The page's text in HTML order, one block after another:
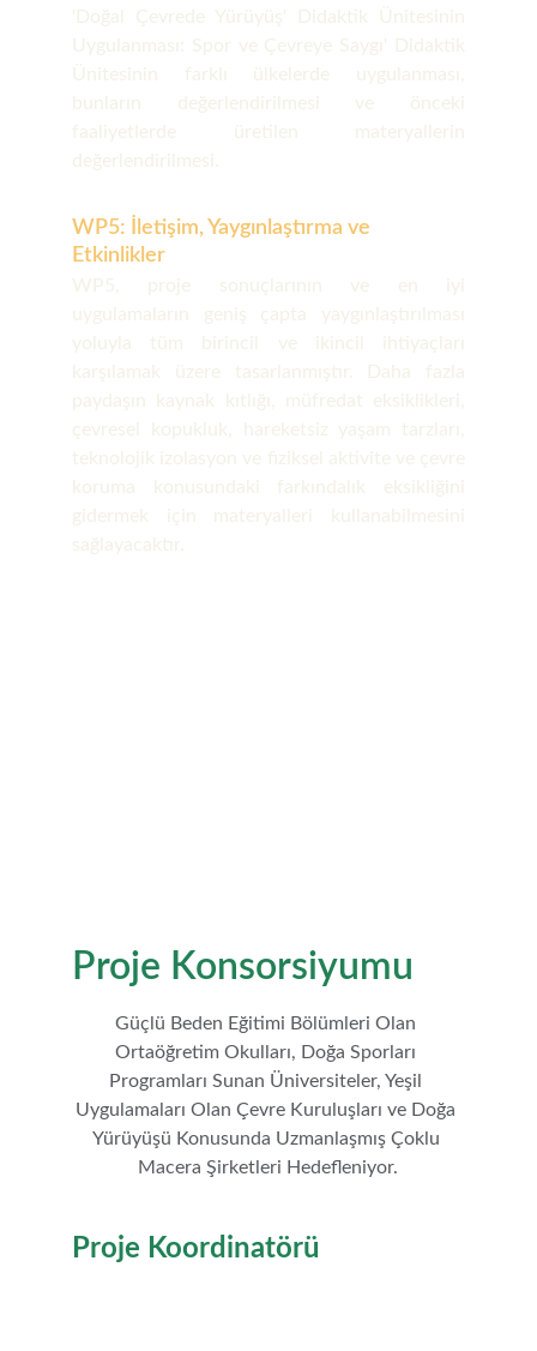
'Doğal Çevrede Yürüyüş' Didaktik Ünitesinin
Uygulanması: Spor ve Çevreye Saygı' Didaktik
Ünitesinin farklı ülkelerde uygulanması,
bunların değerlendirilmesi ve önceki
faaliyetlerde üretilen materyallerin
değerlendirilmesi.
WP5: İletişim, Yaygınlaştırma ve
Etkinlikler
WP5, proje sonuçlarının ve en iyi
uygulamaların geniş çapta yaygınlaştırılması
yoluyla tüm birincil ve ikincil ihtiyaçları
karşılamak üzere tasarlanmıştır. Daha fazla
paydaşın kaynak kıtlığı, müfredat eksiklikleri,
çevresel kopukluk, hareketsiz yaşam tarzları,
teknolojik izolasyon ve fiziksel aktivite ve çevre
koruma konusundaki farkındalık eksikliğini
gidermek için materyalleri kullanabilmesini
sağlayacaktır.
Proje Konsorsiyumu
Güçlü Beden Eğitimi Bölümleri Olan
Ortaöğretim Okulları, Doğa Sporları
Programları Sunan Üniversiteler, Yeşil
Uygulamaları Olan Çevre Kuruluşları ve Doğa
Yürüyüşü Konusunda Uzmanlaşmış Çoklu
Macera Şirketleri Hedefleniyor.
Proje Koordinatörü